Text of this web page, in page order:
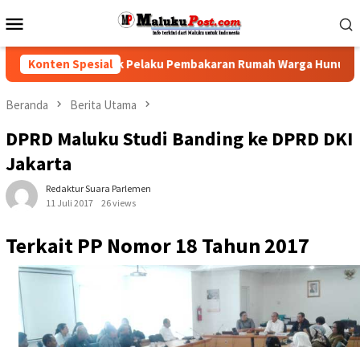
ke
Mobile
Konten Spesial
Polisi Tindak Pelaku Pembakaran Rumah Warga Hunuth
Beranda Berita Utama
DPRD Maluku Studi Banding ke DPRD DKI
Jakarta
Redaktur Suara Parlemen
11 Juli 2017
26 views
Terkait PP Nomor 18 Tahun 2017